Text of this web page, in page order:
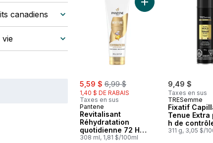
canadiens
vie
sale:
5,59 $ , formerly:
6,99 $
1,40 $ DE RABAIS
Taxes en sus
Pantene
Revitalisant
Réhydratation
quotidienne 72 H
d’hydratation
308 ml, 1,81 $/100ml
Ajouter Revitalisant
9,49 $
Taxes en sus
TRESemme
Fixatif
Tenue Extra
h de
frisottis
311 g, 3,05 $/